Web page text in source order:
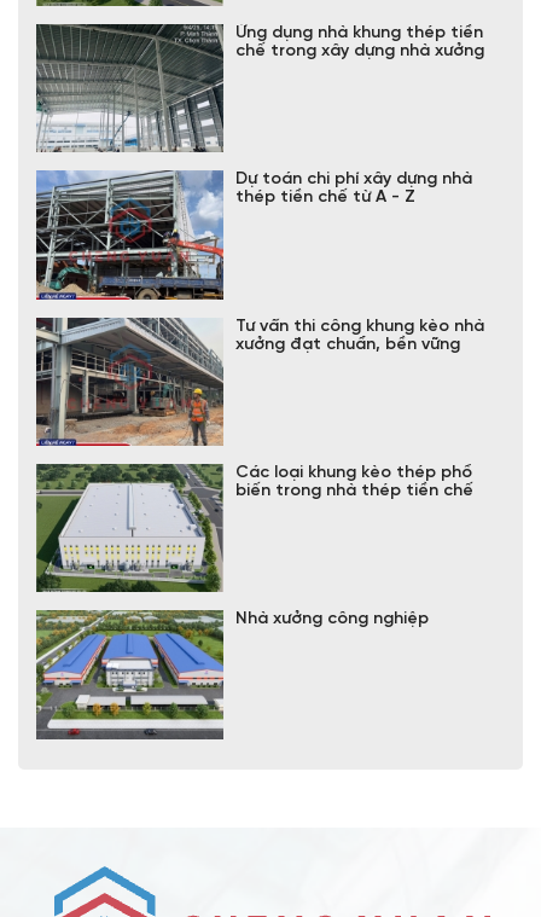
Ứng dụng nhà khung thép tiền
chế trong xây dựng nhà xưởng
Dự toán chi phí xây dựng nhà
thép tiền chế từ A - Z
Tư vấn thi công khung kèo nhà
xưởng đạt chuẩn, bền vững
Các loại khung kèo thép phổ
biến trong nhà thép tiền chế
Nhà xưởng công nghiệp